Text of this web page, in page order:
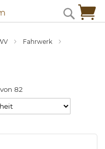
Search
Fahrwerk
von 82